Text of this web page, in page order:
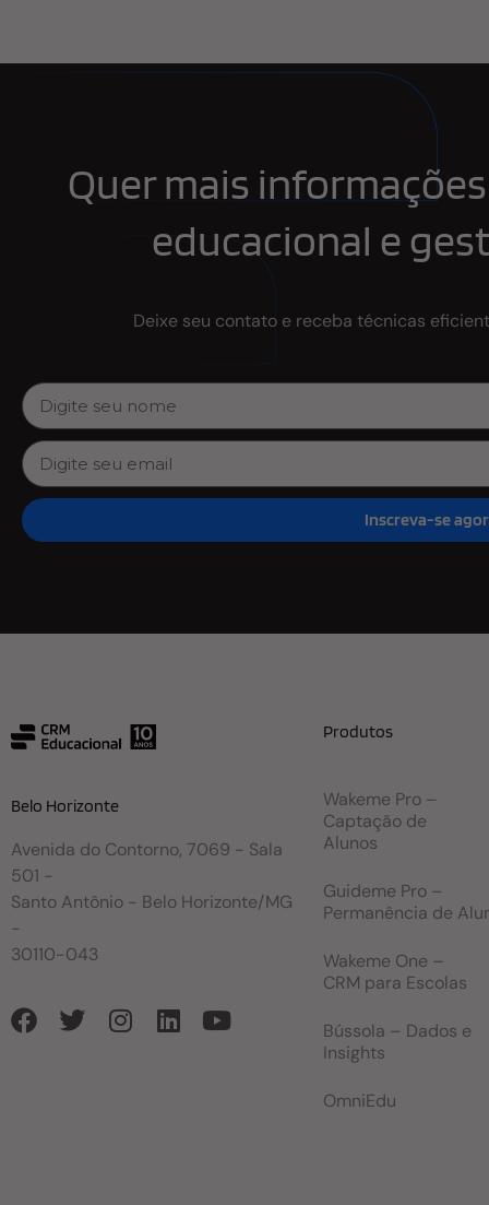
Quer mais
educacional e
Deixe seu contato e receba técnicas
Inscreva-se
Belo Horizonte
Avenida do Contorno, 7069 - Sala
501 -
Santo Antônio - Belo Horizonte/MG
-
30110-043
Produtos
Wakeme Pro –
Captação de
Alunos
Guideme Pro –
Permanência de
Wakeme One –
CRM para Escolas
Bússola – Dados e
Insights
OmniEdu